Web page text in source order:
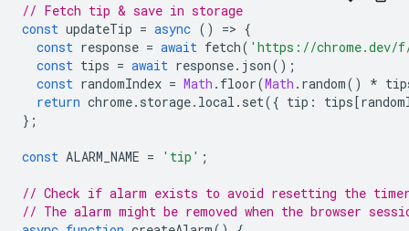
// Fetch tip & save in storage
const updateTip = async () => {
const response = await fetch( 'https://chrome.dev/
const tips = await response. json();
const randomIndex = Math . floor(Math . random() *
return chrome. storage. local . set({ tip : tips[
};
const ALARM_NAME = 'tip' ;
// Check if alarm exists to avoid resetting the
// The alarm might be removed when the browser